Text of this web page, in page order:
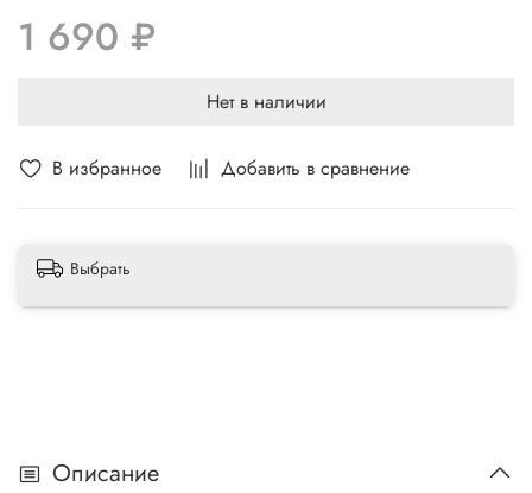
В избранное Добавить в сравнение
1 690 ₽
Нет в наличии
Выбрать
Описание